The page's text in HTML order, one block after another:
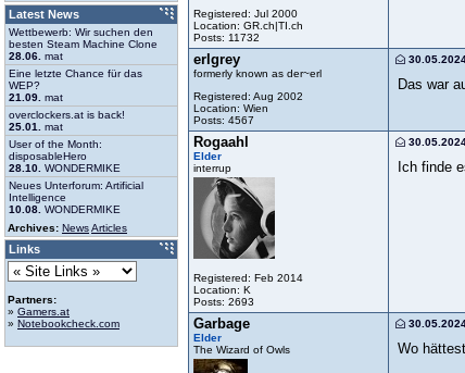
Registered: Jul 2000
Location: GR.ch|TI.ch
Posts: 11732
erlgrey
formerly known as der~erl
Registered: Aug 2002
Location: Wien
Posts: 4567
Das war
Rogaahl
Elder
interrup
Registered: Feb 2014
Location: K
Posts: 2693
Ich finde
Garbage
Elder
The Wizard of Owls
Wo
Latest News
Wettbewerb: Wir suchen den
besten Steam Machine Clone
28.06. mat
Eine letzte Chance für das
WEP?
21.09. mat
overclockers.at is back!
25.01.
mat
User of the Month:
disposableHero
28.10. WONDERMIKE
Neues Unterforum: Artificial
Intelligence
10.08. WONDERMIKE
Archives: NewsArticles
Links
Partners:
» Gamers.at
» Notebookcheck.com